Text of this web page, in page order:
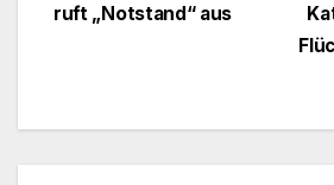
ruft „Notstand“ aus